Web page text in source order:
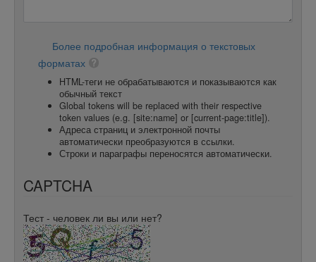
Более подробная информация о текстовых
форматах
HTML-теги не обрабатываются и показываются как
обычный текст
Global tokens will be replaced with their respective
token values (e.g. [site:name] or [current-page:title]).
Адреса страниц и электронной почты
автоматически преобразуются в ссылки.
Строки и параграфы переносятся автоматически.
CAPTCHA
Тест - человек ли вы или нет?